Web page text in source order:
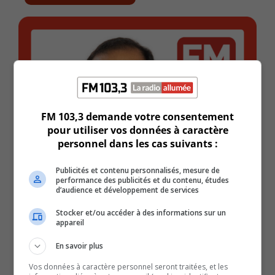
FM 103,3 demande votre consentement
pour utiliser vos données à caractère
personnel dans les cas suivants :
Publicités et contenu personnalisés, mesure de
performance des publicités et du contenu, études
d’audience et développement de services
Stocker et/ou accéder à des informations sur un
appareil
En savoir plus
Vos données à caractère personnel seront traitées, et les